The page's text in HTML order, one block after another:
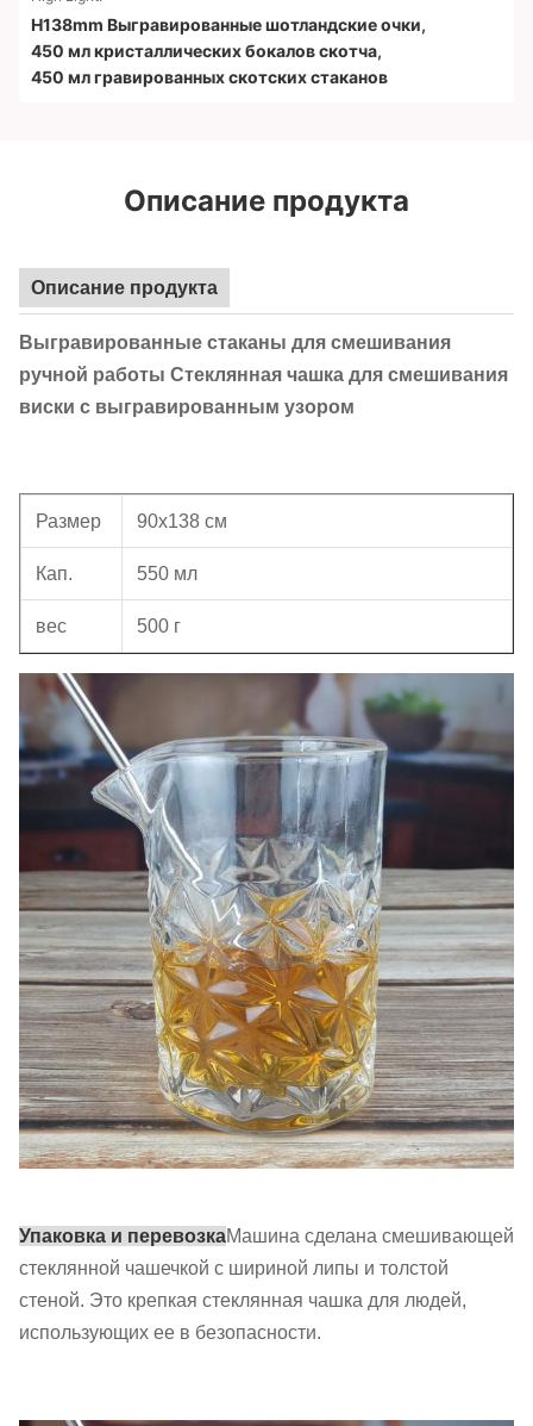
H138mm Выгравированные шотландские очки,
450 мл кристаллических бокалов скотча,
450 мл гравированных скотских стаканов
Описание продукта
Описание продукта
Выгравированные стаканы для смешивания
ручной работы Стеклянная чашка для смешивания
виски с выгравированным узором
Размер 90х138 см
Кап. 550 мл
вес 500 г
Упаковка и перевозкаМашина сделана смешивающей
стеклянной чашечкой с шириной липы и толстой
стеной. Это крепкая стеклянная чашка для людей,
использующих ее в безопасности.